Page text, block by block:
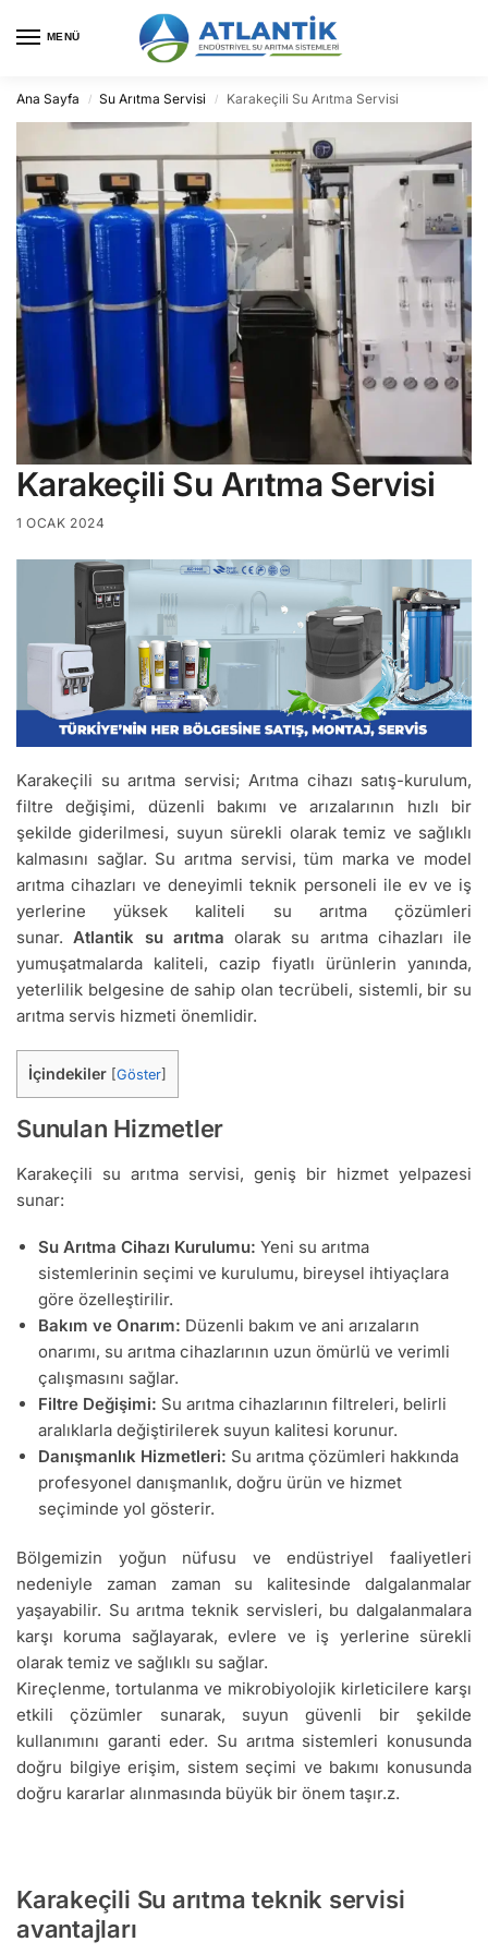
MENÜ
Ana Sayfa / Su Arıtma Servisi / Karakeçili Su Arıtma Servisi
Karakeçili Su Arıtma Servisi
1 OCAK 2024
Karakeçili su arıtma servisi; Arıtma cihazı satış-kurulum,
filtre değişimi, düzenli bakımı ve arızalarının hızlı bir
şekilde giderilmesi, suyun sürekli olarak temiz ve sağlıklı
kalmasını sağlar. Su arıtma servisi, tüm marka ve model
arıtma cihazları ve deneyimli teknik personeli ile ev ve iş
yerlerine yüksek kaliteli su arıtma çözümleri
sunar.Atlantik su arıtma olarak su arıtma cihazları ile
yumuşatmalarda kaliteli, cazip fiyatlı ürünlerin yanında,
yeterlilik belgesine de sahip olan tecrübeli, sistemli, bir su
arıtma servis hizmeti önemlidir.
İçindekiler [Göster]
Sunulan Hizmetler
Karakeçili su arıtma servisi, geniş bir hizmet yelpazesi
sunar:
Su Arıtma Cihazı Kurulumu: Yeni su arıtma
sistemlerinin seçimi ve kurulumu, bireysel ihtiyaçlara
göre özelleştirilir.
Bakım ve Onarım: Düzenli bakım ve ani arızaların
onarımı, su arıtma cihazlarının uzun ömürlü ve verimli
çalışmasını sağlar.
Filtre Değişimi: Su arıtma cihazlarının filtreleri, belirli
aralıklarla değiştirilerek suyun kalitesi korunur.
Danışmanlık Hizmetleri: Su arıtma çözümleri hakkında
profesyonel danışmanlık, doğru ürün ve hizmet
seçiminde yol gösterir.
Bölgemizin yoğun nüfusu ve endüstriyel faaliyetleri
nedeniyle zaman zaman su kalitesinde dalgalanmalar
yaşayabilir. Su arıtma teknik servisleri, bu dalgalanmalara
karşı koruma sağlayarak, evlere ve iş yerlerine sürekli
olarak temiz ve sağlıklı su sağlar.
Kireçlenme, tortulanma ve mikrobiyolojik kirleticilere karşı
etkili çözümler sunarak, suyun güvenli bir şekilde
kullanımını garanti eder. Su arıtma sistemleri konusunda
doğru bilgiye erişim, sistem seçimi ve bakımı konusunda
doğru kararlar alınmasında büyük bir önem taşır.z.
Karakeçili Su arıtma teknik servisi
avantajları